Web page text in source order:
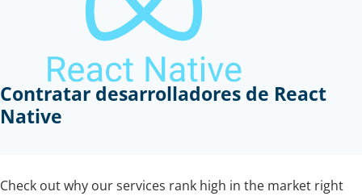
Contratar desarrolladores de React
Native
Check out why our services rank high in the market right